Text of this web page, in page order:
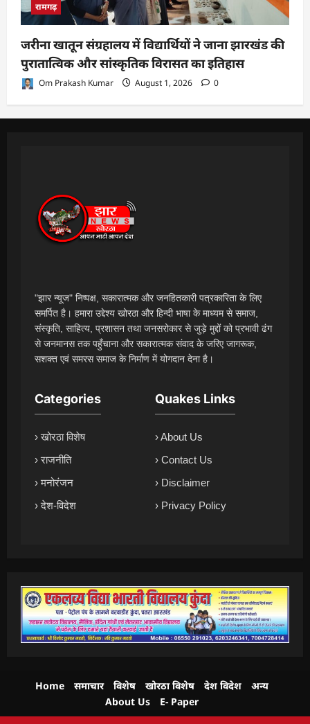
रामगढ़
जरीना खातून संग्रहालय में विद्यार्थियों ने जाना झारखंड की
पुरातात्विक और सांस्कृतिक विरासत का इतिहास
Om Prakash Kumar August 1, 2026 0
"झार न्यूज" निष्पक्ष, सकारात्मक और जनहितकारी पत्रकारिता के लिए
समर्पित है। हमारा उद्देश्य खोरठा और हिन्दी भाषा के माध्यम से समाज,
संस्कृति, साहित्य, प्रशासन तथा जनसरोकार से जुड़े मुद्दों को प्रभावी ढंग
से जनमानस तक पहुँचाना और सकारात्मक संवाद के जरिए जागरूक,
सशक्त एवं समरस समाज के निर्माण में योगदान देना है।
Categories
› खोरठा विशेष
› राजनीति
› मनोरंजन
› देश-विदेश
Quakes Links
› About Us
› Contact Us
› Disclaimer
› Privacy Policy
Home समाचार विशेष खोरठा विशेष देश विदेश
अन्य
About Us
E- Paper